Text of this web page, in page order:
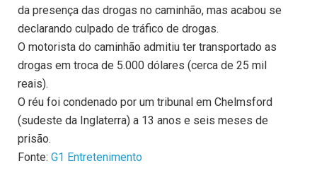
da presença das drogas no caminhão, mas acabou se
declarando culpado de tráfico de drogas.
O motorista do caminhão admitiu ter transportado as
drogas em troca de 5.000 dólares (cerca de 25 mil
reais).
O réu foi condenado por um tribunal em Chelmsford
(sudeste da Inglaterra) a 13 anos e seis meses de
prisão.
Fonte: G1 Entretenimento